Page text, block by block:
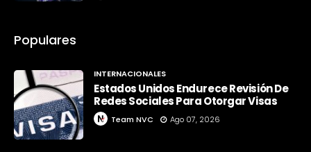
Populares
INTERNACIONALES
Estados Unidos Endurece Revisión De
Redes Sociales Para Otorgar Visas
Team NVC Ago 07, 2026